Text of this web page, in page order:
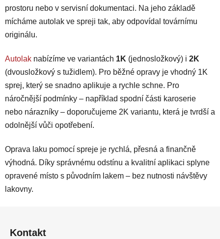
v
k
ý
p
i
s
u
prostoru nebo v servisní dokumentaci. Na jeho základě
mícháme autolak ve spreji tak, aby odpovídal továrnímu
originálu.
Autolak nabízíme ve variantách 1K (jednosložkový) i 2K
(dvousložkový s tužidlem). Pro běžné opravy je vhodný 1K
sprej, který se snadno aplikuje a rychle schne. Pro
náročnější podmínky – například spodní části karoserie
nebo nárazníky – doporučujeme 2K variantu, která je tvrdší a
odolnější vůči opotřebení.
Oprava laku pomocí spreje je rychlá, přesná a finančně
výhodná. Díky správnému odstínu a kvalitní aplikaci splyne
opravené místo s původním lakem – bez nutnosti návštěvy
lakovny.
Kontakt